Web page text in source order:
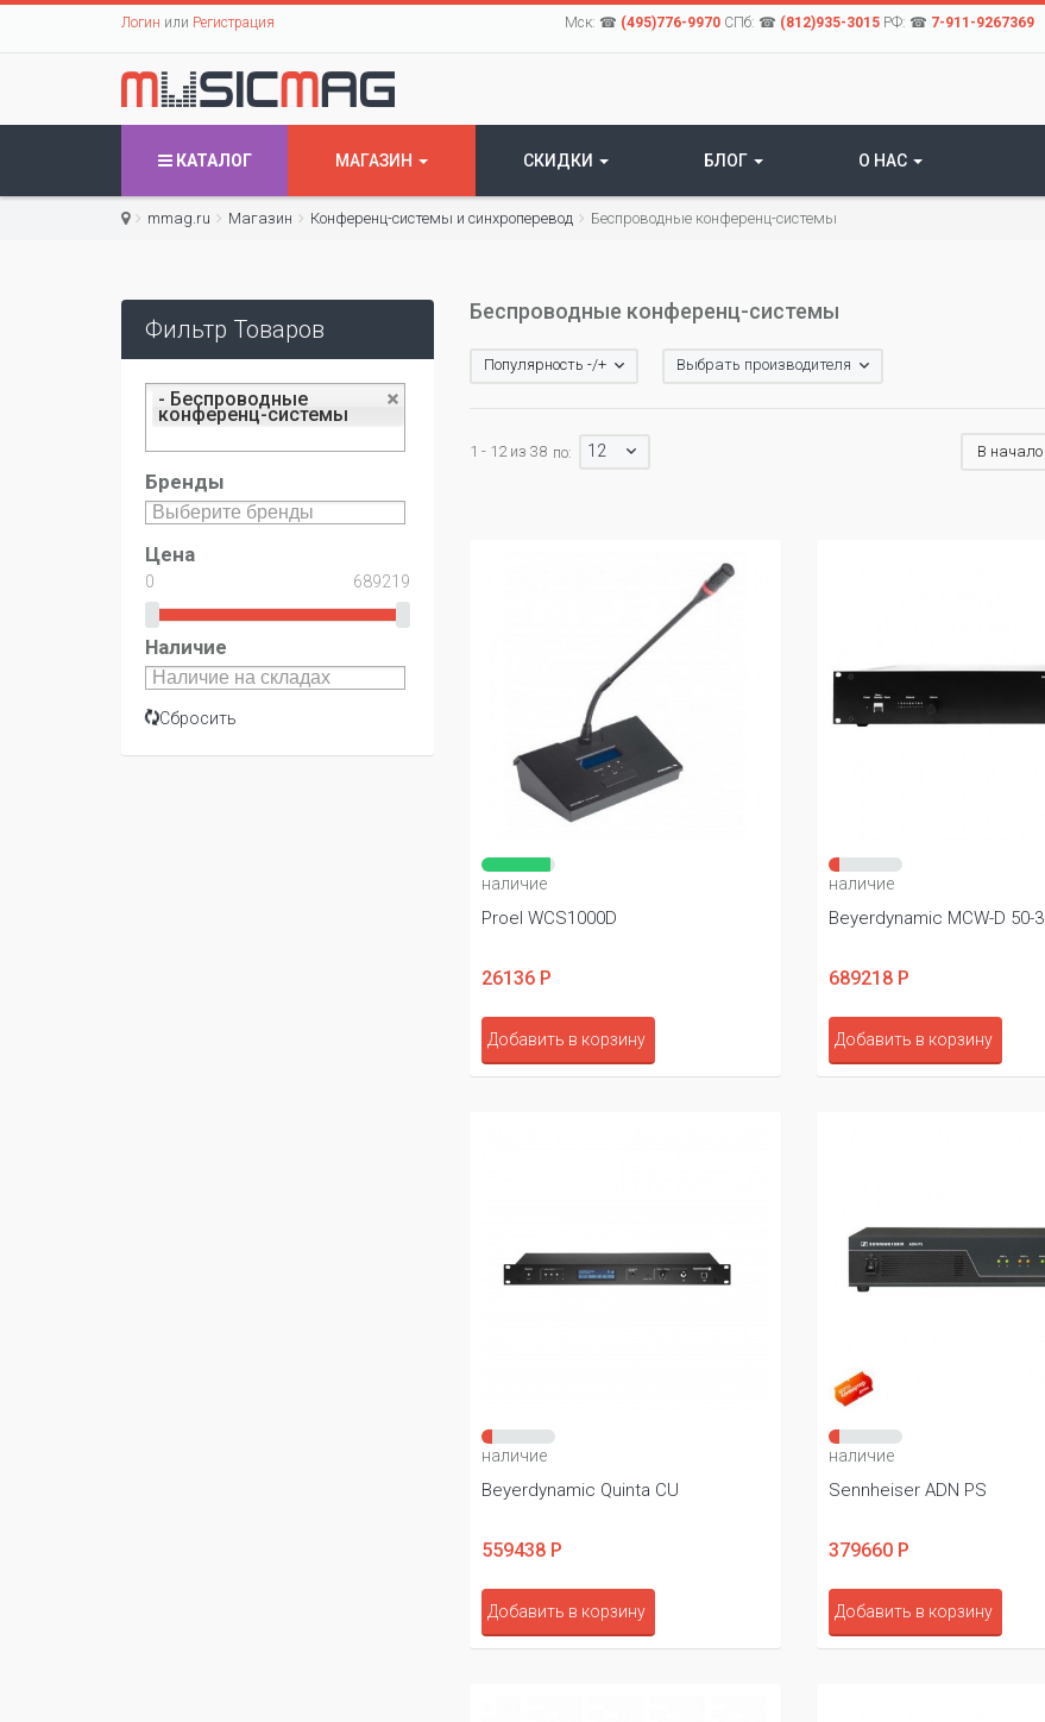
Логин или Регистрация Мск: ☎ (495)776-9970СПб: ☎ (812)935-3015РФ: ☎ 7-911-9267369
КАТАЛОГ МАГАЗИН СКИДКИ БЛОГ О НАС
mmag.ru Магазин Конференц-системы и синхроперевод Беспроводные конференц-системы
Фильтр Товаров
- Беспроводные
конференц-системы
Бренды
Цена
Наличие
Сбросить
Беспроводные конференц-системы
Популярность -/+ Выбрать производителя
1 - 12 из 38 по: 12 В начало
наличие
Proel WCS1000D
26136 Р
Добавить в корзину
наличие
Beyerdynamic MCW-D 50-3
689218 Р
Добавить в корзину
наличие
Beyerdynamic Quinta CU
559438 Р
Добавить в корзину
наличие
Sennheiser ADN PS
379660 Р
Добавить в корзину